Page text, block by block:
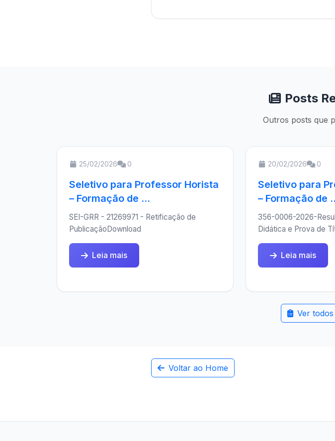
Posts
Outros posts que
25/02/2026 0
Seletivo para Professor Horista
– Formação de ...
SEI-GRR - 21269971 - Retificação de
PublicaçãoDownload
Leia mais
20/02/2026 0
Seletivo para
– Formação de
356-0006-2026-
Didática e Prova de
Leia mais
Ver
Voltar ao Home